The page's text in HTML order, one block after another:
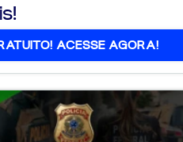
ACESSE AGORA!